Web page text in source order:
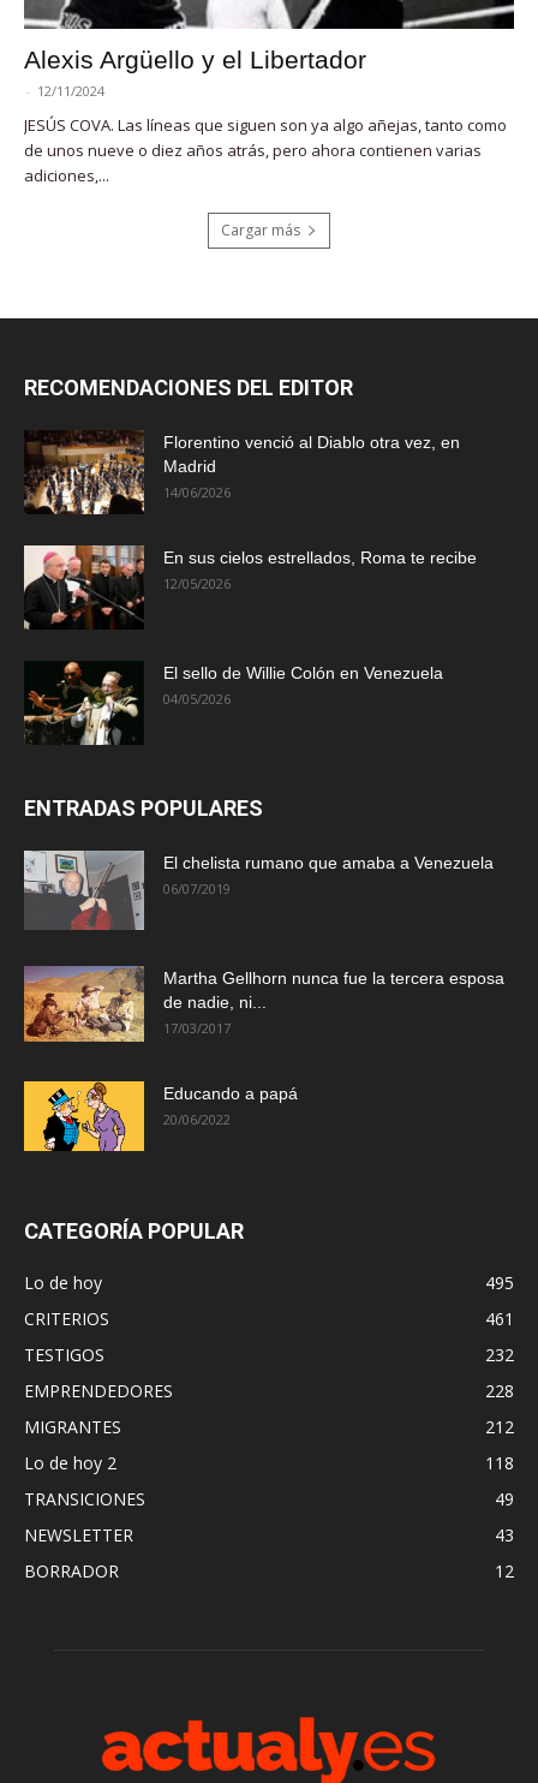
Alexis Argüello y el Libertador
- 12/11/2024
JESÚS COVA. Las líneas que siguen son ya algo añejas, tanto como
de unos nueve o diez años atrás, pero ahora contienen varias
adiciones,...
Cargar más
RECOMENDACIONES DEL EDITOR
Florentino venció al Diablo otra vez, en
Madrid
14/06/2026
En sus cielos estrellados, Roma te recibe
12/05/2026
El sello de Willie Colón en Venezuela
04/05/2026
ENTRADAS POPULARES
El chelista rumano que amaba a Venezuela
06/07/2019
Martha Gellhorn nunca fue la tercera esposa
de nadie, ni...
17/03/2017
Educando a papá
20/06/2022
CATEGORÍA POPULAR
Lo de hoy
495
CRITERIOS
461
TESTIGOS
232
EMPRENDEDORES
228
MIGRANTES
212
Lo de hoy 2
118
TRANSICIONES
49
NEWSLETTER
43
BORRADOR
12